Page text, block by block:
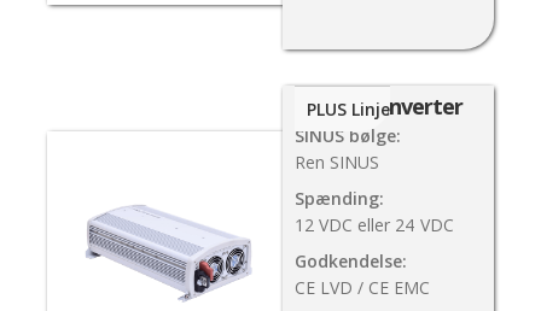
2000W Inverter
SINUS bølge:
Ren SINUS
Spænding:
12 VDC eller 24 VDC
Godkendelse:
CE LVD / CE EMC
PLUS Linje